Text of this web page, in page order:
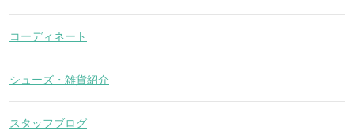
コーディネート
シューズ・雑貨紹介
スタッフブログ